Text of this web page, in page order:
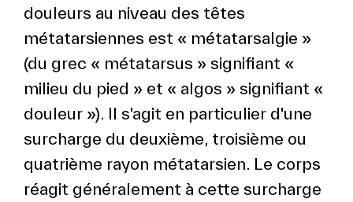
douleurs au niveau des têtes
métatarsiennes est « métatarsalgie »
(du grec « métatarsus » signifiant «
milieu du pied » et « algos » signifiant «
douleur »). Il s'agit en particulier d'une
surcharge du deuxième, troisième ou
quatrième rayon métatarsien. Le corps
réagit généralement à cette surcharge